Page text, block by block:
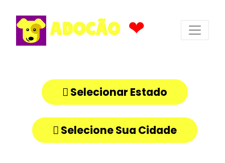
ADOCÃO ❤
Selecionar Estado
Selecione Sua Cidade